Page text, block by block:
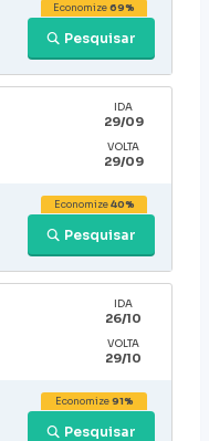
Pesquisar
Economize69%
IDA
29/09
VOLTA
29/09
Pesquisar
Economize40%
IDA
26/10
VOLTA
29/10
Pesquisar
Economize91%